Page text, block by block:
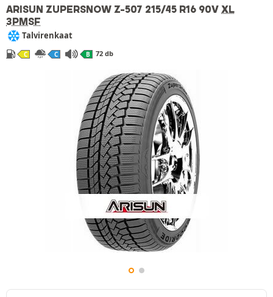
ARISUN ZUPERSNOW Z-507 215/45 R16 90V XL
3PMSF
Talvirenkaat
C C B 72 db